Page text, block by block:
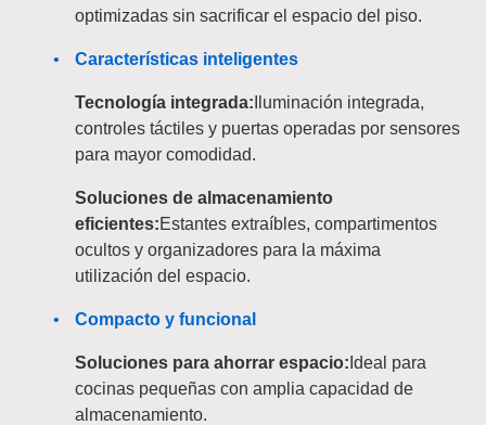
optimizadas sin sacrificar el espacio del piso.
Características inteligentes
Tecnología integrada: Iluminación integrada,
controles táctiles y puertas operadas por sensores
para mayor comodidad.
Soluciones de almacenamiento
eficientes:Estantes extraíbles, compartimentos
ocultos y organizadores para la máxima
utilización del espacio.
Compacto y funcional
Soluciones para ahorrar espacio: Ideal para
cocinas pequeñas con amplia capacidad de
almacenamiento.